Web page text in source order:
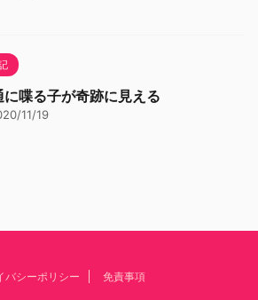
に喋る子が奇跡に見える
11/19
バシーポリシー 免責事項